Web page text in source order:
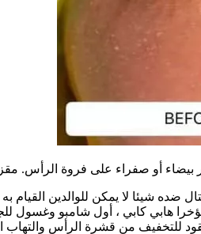
بيضاء أو صفراء على فروة الرأس.
ضده شيئا لا يمكن للوالدين
مؤخرا هابي كابي ، أول شامبو
عقود للتخفيف من قشرة الرأس